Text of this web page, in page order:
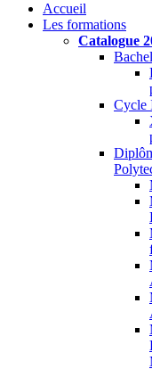
Accueil
Les formations
Catalogue
Cycle